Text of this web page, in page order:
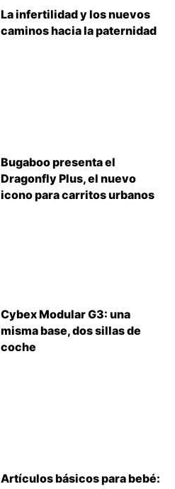
La infertilidad y los nuevos
caminos hacia la paternidad
Bugaboo presenta el
Dragonfly Plus, el nuevo
icono para carritos urbanos
Cybex Modular G3: una
misma base, dos sillas de
coche
Artículos básicos para bebé: